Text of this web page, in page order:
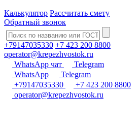
Калькулятор Рассчитать смету
Обратный звонок
+79147035330 +7 423 200 8800
operator@krepezhvostok.ru
WhatsApp чат
Telegram
WhatsApp
Telegram
+79147035330
+7 423 200 8800
operator@krepezhvostok.ru